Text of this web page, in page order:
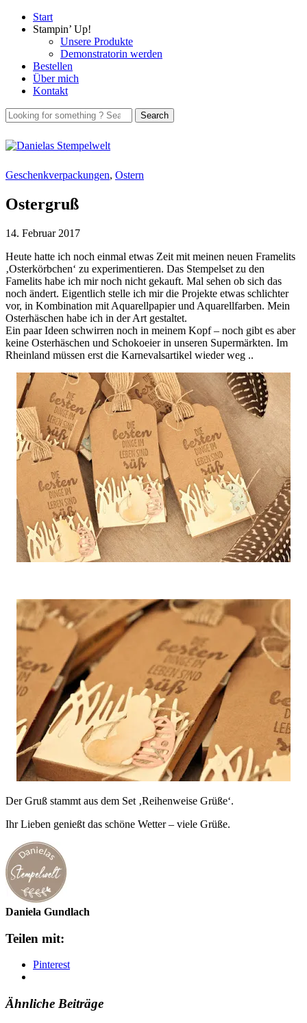
Start
Stampin’ Up!
Unsere Produkte
Demonstratorin werden
Bestellen
Über mich
Kontakt
Geschenkverpackungen, Ostern
Ostergruß
14. Februar 2017
Heute hatte ich noch einmal etwas Zeit mit meinen neuen Framelits
‚Osterkörbchen‘ zu experimentieren. Das Stempelset zu den
Famelits habe ich mir noch nicht gekauft. Mal sehen ob sich das
noch ändert. Eigentlich stelle ich mir die Projekte etwas schlichter
vor, in Kombination mit Aquarellpapier und Aquarellfarben. Mein
Osterhäschen habe ich in der Art gestaltet.
Ein paar Ideen schwirren noch in meinem Kopf – noch gibt es aber
keine Osterhäschen und Schokoeier in unseren Supermärkten. Im
Rheinland müssen erst die Karnevalsartikel wieder weg ..
Der Gruß stammt aus dem Set ‚Reihenweise Grüße‘.
Ihr Lieben genießt das schöne Wetter – viele Grüße.
Daniela Gundlach
Teilen mit:
Pinterest
Ähnliche Beiträge